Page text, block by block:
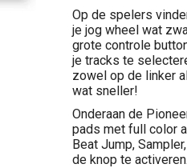
Op de spelers
je jog wheel wat
grote controle
je tracks te
zowel op de linker
wat sneller!
Onderaan de
pads met full color
Beat Jump,
de knop te activeren.